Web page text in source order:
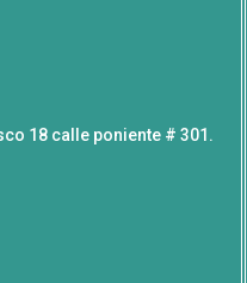
18 calle poniente # 301.